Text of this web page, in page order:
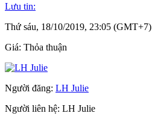
Lưu tin:
Thứ sáu, 18/10/2019, 23:05 (GMT+7)
Giá: Thỏa thuận
Người đăng: LH Julie
Người liên hệ: LH Julie